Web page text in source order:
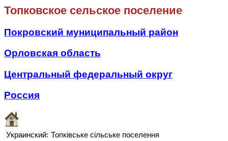
Топковское сельское поселение
Покровский муниципальный район
Орловская область
Центральный федеральный округ
Россия
Украинский: Топківське сільське поселення